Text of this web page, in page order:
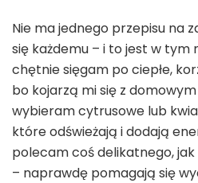
Nie ma jednego przepisu na
się każdemu – i to jest w tym
chętnie sięgam po ciepłe,
bo kojarzą mi się z
wybieram cytrusowe lub
które odświeżają i dodają
polecam coś delikatnego,
– naprawdę pomagają się